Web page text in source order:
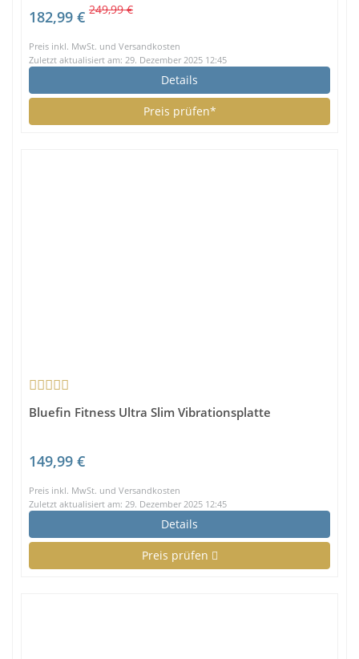
182,99 € 249,99 €
Preis inkl. MwSt. und Versandkosten
Zuletzt aktualisiert am: 29. Dezember 2025 12:45
Details
Preis prüfen*
Bluefin Fitness Ultra Slim Vibrationsplatte
149,99 €
Preis inkl. MwSt. und Versandkosten
Zuletzt aktualisiert am: 29. Dezember 2025 12:45
Details
Preis prüfen